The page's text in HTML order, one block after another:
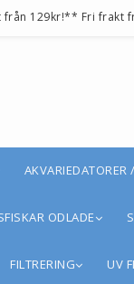
från 129kr!** Fri frakt
ODLADE
FILTRERING UV